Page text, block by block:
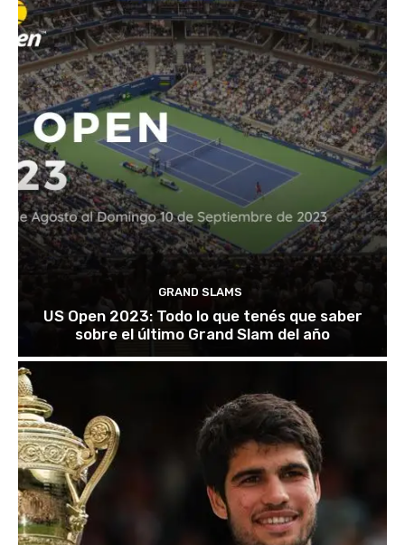
GRAND SLAMS
US Open 2023: Todo lo que tenés que saber
sobre el último Grand Slam del año